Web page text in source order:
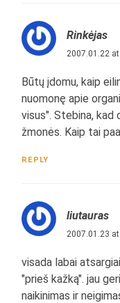
Rinkėjas
2007.01.22
Būtų įdomu, kaip
nuomonę apie
visus". Stebina, kad
žmonės. Kaip tai
REPLY
liutauras
2007.01.23
visada labai
"prieš kažką". jau
naikinimas ir